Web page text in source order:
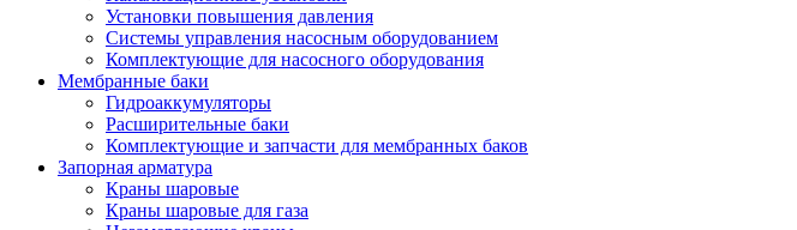
Установки повышения давления
Системы управления насосным оборудованием
Комплектующие для насосного оборудования
Мембранные баки
Гидроаккумуляторы
Расширительные баки
Комплектующие и запчасти для мембранных баков
Запорная арматура
Краны шаровые
Краны шаровые для газа